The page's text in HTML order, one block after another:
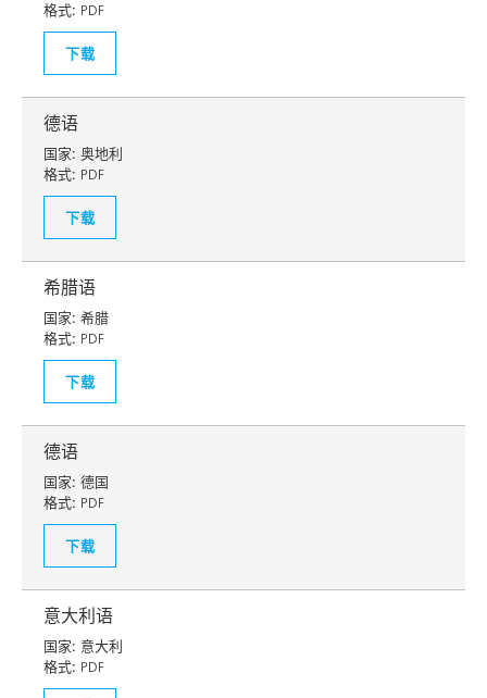
格式: PDF
下载
德语
国家: 奥地利
格式: PDF
下载
希腊语
国家: 希腊
格式: PDF
下载
德语
国家: 德国
格式: PDF
下载
意大利语
国家: 意大利
格式: PDF